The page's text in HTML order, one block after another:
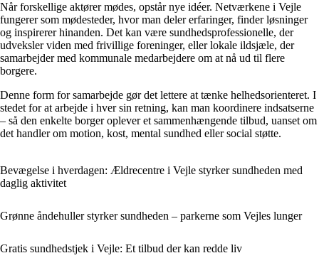
Når forskellige aktører mødes, opstår nye idéer. Netværkene i Vejle
fungerer som mødesteder, hvor man deler erfaringer, finder løsninger
og inspirerer hinanden. Det kan være sundhedsprofessionelle, der
udveksler viden med frivillige foreninger, eller lokale ildsjæle, der
samarbejder med kommunale medarbejdere om at nå ud til flere
borgere.
Denne form for samarbejde gør det lettere at tænke helhedsorienteret. I
stedet for at arbejde i hver sin retning, kan man koordinere indsatserne
– så den enkelte borger oplever et sammenhængende tilbud, uanset om
det handler om motion, kost, mental sundhed eller social støtte.
Bevægelse i hverdagen: Ældrecentre i Vejle styrker sundheden med
daglig aktivitet
Grønne åndehuller styrker sundheden – parkerne som Vejles lunger
Gratis sundhedstjek i Vejle: Et tilbud der kan redde liv